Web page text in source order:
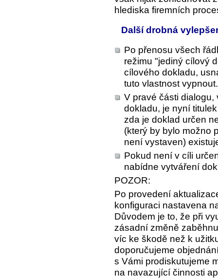
hlediska firemních
Další drobná
Po přenosu všech
režimu "jediný cílový
cílového dokladu,
tuto vlastnost vypnout.
V pravé části
dokladu, je nyní
zda je doklad určen
(který by bylo možno
není vystaven)
Pokud není v cíli
nabídne vytváření
POZOR:
Po provedení
konfiguraci nastavena
Důvodem je to, že při
zásadní změně
víc ke škodě než k
doporučujeme
s Vámi prodiskutujeme
na navazující činnosti